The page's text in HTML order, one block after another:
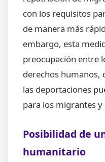
con los requisitos
de manera más
embargo, esta
preocupación entre
derechos humanos,
las deportaciones
para los migrantes y
Posibilidad de
humanitario